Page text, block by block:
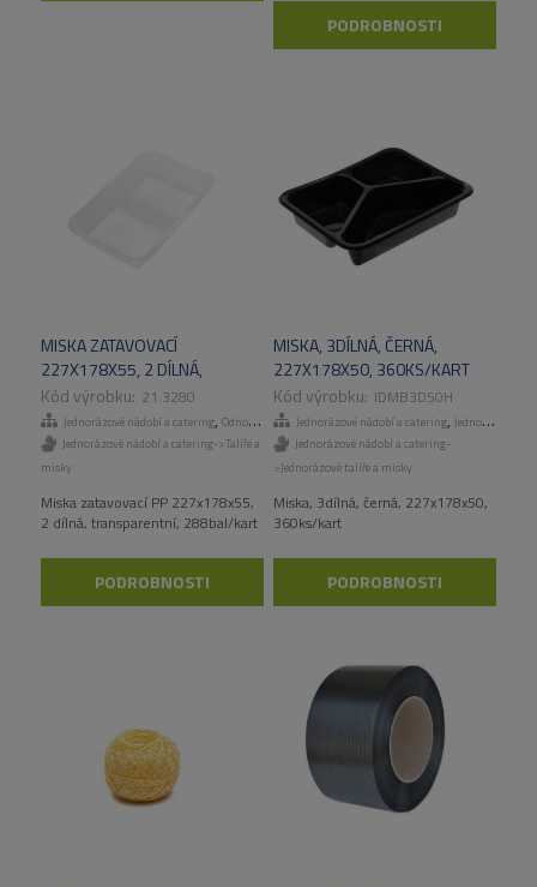
PODROBNOSTI
MISKA ZATAVOVACÍ
227X178X55, 2 DÍLNÁ,
288BAL/KART 21.3280
Jednorázové nádobí a catering, Odnosné obaly a menuboxy
Jednorázové nádobí a catering->Talíře a
misky
Miska zatavovací PP 227x178x55,
2 dílná, transparentní, 288bal/kart
PODROBNOSTI
MISKA, 3DÍLNÁ, ČERNÁ,
227X178X50, 360KS/KART
IDMB3D50H
Jednorázové nádobí a catering, Jednorázové talíře a misky
Jednorázové nádobí a catering-
>Jednorázové talíře a misky
Miska, 3dílná, černá, 227x178x50,
360ks/kart
PODROBNOSTI